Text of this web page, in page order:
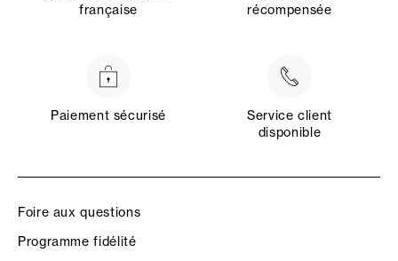
française
récompensée
Paiement sécurisé
Service client
disponible
Foire aux questions
Programme fidélité